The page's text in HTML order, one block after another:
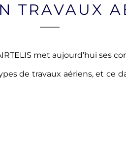
TRAVAUX
met aujourd’hui ses
de travaux aériens, et ce